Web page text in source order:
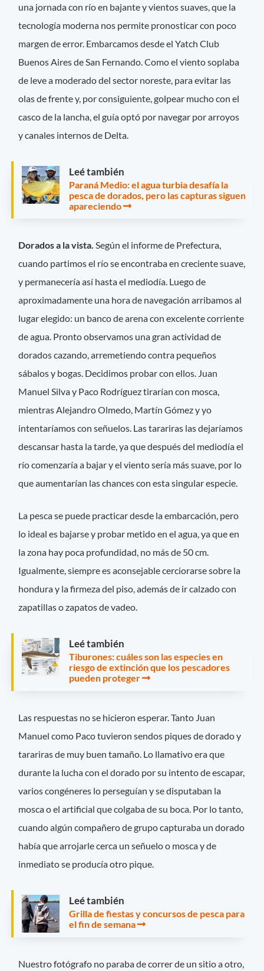
una jornada con río en bajante y vientos suaves, que la
tecnología moderna nos permite pronosticar con poco
margen de error. Embarcamos desde el Yatch Club
Buenos Aires de San Fernando. Como el viento soplaba
de leve a moderado del sector noreste, para evitar las
olas de frente y, por consiguiente, golpear mucho con el
casco de la lancha, el guía optó por navegar por arroyos
y canales internos de Delta.
Leé también
Paraná Medio: el agua turbia desafía la
pesca de dorados, pero las capturas siguen
apareciendo
Dorados a la vista. Según el informe de Prefectura,
cuando partimos el río se encontraba en creciente suave,
y permanecería así hasta el mediodía. Luego de
aproximadamente una hora de navegación arribamos al
lugar elegido: un banco de arena con excelente corriente
de agua. Pronto observamos una gran actividad de
dorados cazando, arremetiendo contra pequeños
sábalos y bogas. Decidimos probar con ellos. Juan
Manuel Silva y Paco Rodríguez tirarían con mosca,
mientras Alejandro Olmedo, Martín Gómez y yo
intentaríamos con señuelos. Las tarariras las dejaríamos
descansar hasta la tarde, ya que después del mediodía el
río comenzaría a bajar y el viento sería más suave, por lo
que aumentarían las chances con esta singular especie.
La pesca se puede practicar desde la embarcación, pero
lo ideal es bajarse y probar metido en el agua, ya que en
la zona hay poca profundidad, no más de 50 cm.
Igualmente, siempre es aconsejable cerciorarse sobre la
hondura y la firmeza del piso, además de ir calzado con
zapatillas o zapatos de vadeo.
Leé también
Tiburones: cuáles son las especies en
riesgo de extinción que los pescadores
pueden proteger
Las respuestas no se hicieron esperar. Tanto Juan
Manuel como Paco tuvieron sendos piques de dorado y
tarariras de muy buen tamaño. Lo llamativo era que
durante la lucha con el dorado por su intento de escapar,
varios congéneres lo perseguían y se disputaban la
mosca o el artificial que colgaba de su boca. Por lo tanto,
cuando algún compañero de grupo capturaba un dorado
había que arrojarle cerca un señuelo o mosca y de
inmediato se producía otro pique.
Leé también
Grilla de fiestas y concursos de pesca para
el fin de semana
Nuestro fotógrafo no paraba de correr de un sitio a otro,